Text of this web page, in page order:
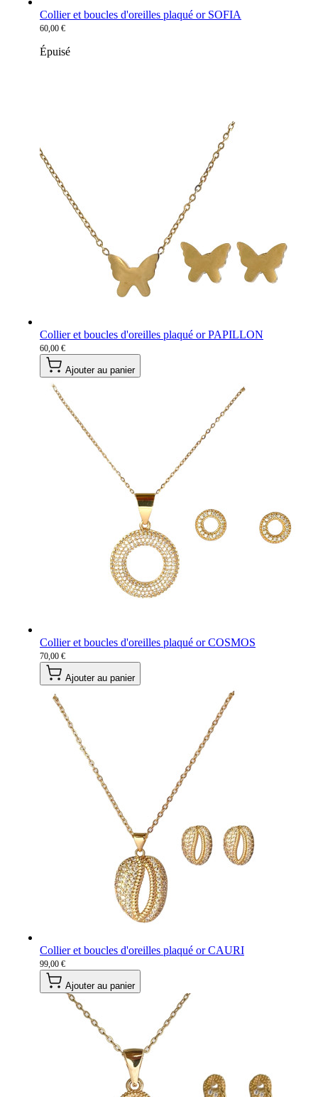
Collier et boucles d'oreilles plaqué or SOFIA
60,00 €
Épuisé
Collier et boucles d'oreilles plaqué or PAPILLON
60,00 €
Ajouter au panier
Collier et boucles d'oreilles plaqué or COSMOS
70,00 €
Ajouter au panier
Collier et boucles d'oreilles plaqué or CAURI
99,00 €
Ajouter au panier